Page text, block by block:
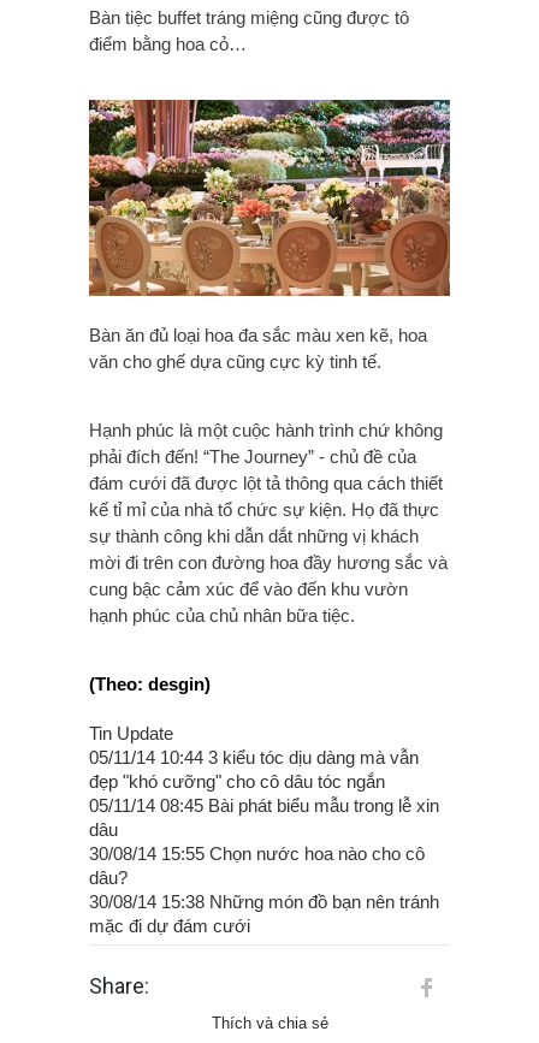
Bàn tiệc buffet tráng miệng cũng được tô
điểm bằng hoa cỏ…
Bàn ăn đủ loại hoa đa sắc màu xen kẽ, hoa
văn cho ghế dựa cũng cực kỳ tinh tế.
Hạnh phúc là một cuộc hành trình chứ không
phải đích đến! “The Journey” - chủ đề của
đám cưới đã được lột tả thông qua cách thiết
kế tỉ mỉ của nhà tổ chức sự kiện. Họ đã thực
sự thành công khi dẫn dắt những vị khách
mời đi trên con đường hoa đầy hương sắc và
cung bậc cảm xúc để vào đến khu vườn
hạnh phúc của chủ nhân bữa tiệc.
(Theo: desgin)
Tin Update
05/11/14 10:44 3 kiểu tóc dịu dàng mà vẫn
đẹp "khó cưỡng" cho cô dâu tóc ngắn
05/11/14 08:45 Bài phát biểu mẫu trong lễ xin
dâu
30/08/14 15:55 Chọn nước hoa nào cho cô
dâu?
30/08/14 15:38 Những món đồ bạn nên tránh
mặc đi dự đám cưới
Share:
Thích và chia sẻ